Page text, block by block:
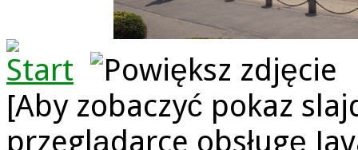
[Aby zobaczyć pokaz
przeglądarce obsługę